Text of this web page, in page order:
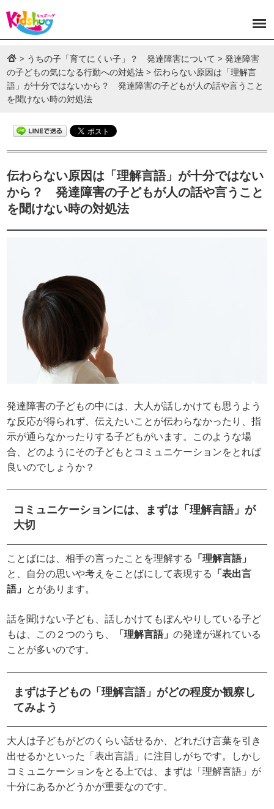
> うちの子「育てにくい子」？ 発達障害について >発達障害
の子どもの気になる行動への対処法 >伝わらない原因は「理解言
語」が十分ではないから？ 発達障害の子どもが人の話や言うこと
を聞けない時の対処法
伝わらない原因は「理解言語」が十分ではない
から？ 発達障害の子どもが人の話や言うこと
を聞けない時の対処法
発達障害の子どもの中には、大人が話しかけても思うよう
な反応が得られず、伝えたいことが伝わらなかったり、指
示が通らなかったりする子どもがいます。このような場
合、どのようにその子どもとコミュニケーションをとれば
良いのでしょうか？
コミュニケーションには、まずは「理解言語」が
大切
ことばには、相手の言ったことを理解する 「理解言語」
と、自分の思いや考えをことばにして表現する 「表出言
語」 とがあります。
話を聞けない子ども、話しかけてもぼんやりしている子ど
もは、この２つのうち、
「理解言語」の発達が遅れている
ことが多いのです。
まずは子どもの「理解言語」がどの程度か観察し
てみよう
大人は子どもがどのくらい話せるか、どれだけ言葉を引き
出せるかといった「表出言語」に注目しがちです。しかし
コミュニケーションをとる上では、まずは「理解言語」が
十分にあるかどうかが重要なのです。